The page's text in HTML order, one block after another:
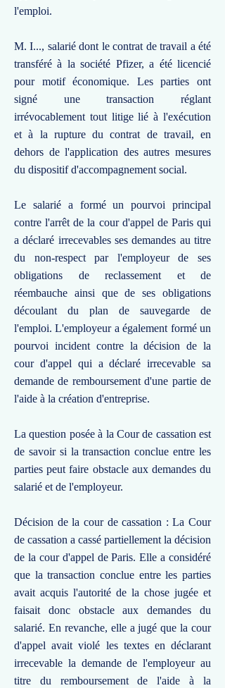
l'emploi.
M. I..., salarié dont le contrat de travail a été
transféré à la société Pfizer, a été licencié
pour motif économique. Les parties ont
signé une transaction réglant
irrévocablement tout litige lié à l'exécution
et à la rupture du contrat de travail, en
dehors de l'application des autres mesures
du dispositif d'accompagnement social.
Le salarié a formé un pourvoi principal
contre l'arrêt de la cour d'appel de Paris qui
a déclaré irrecevables ses demandes au titre
du non-respect par l'employeur de ses
obligations de reclassement et de
réembauche ainsi que de ses obligations
découlant du plan de sauvegarde de
l'emploi. L'employeur a également formé un
pourvoi incident contre la décision de la
cour d'appel qui a déclaré irrecevable sa
demande de remboursement d'une partie de
l'aide à la création d'entreprise.
La question posée à la Cour de cassation est
de savoir si la transaction conclue entre les
parties peut faire obstacle aux demandes du
salarié et de l'employeur.
Décision de la cour de cassation : La Cour
de cassation a cassé partiellement la décision
de la cour d'appel de Paris. Elle a considéré
que la transaction conclue entre les parties
avait acquis l'autorité de la chose jugée et
faisait donc obstacle aux demandes du
salarié. En revanche, elle a jugé que la cour
d'appel avait violé les textes en déclarant
irrecevable la demande de l'employeur au
titre du remboursement de l'aide à la